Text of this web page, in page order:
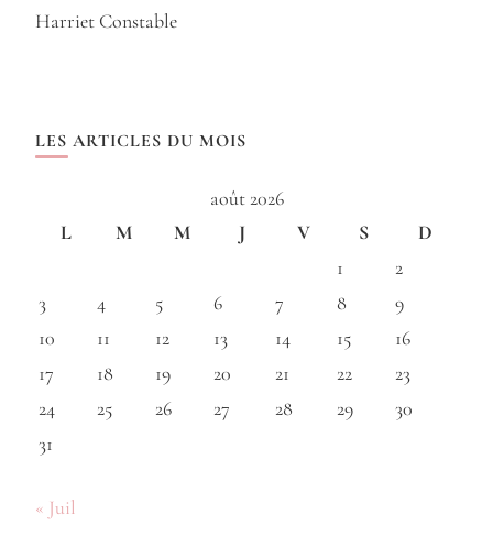
Harriet Constable
LES ARTICLES DU MOIS
août 2026
L
M M J V S
D
1
2
3
4 5 6 7 8
9
10
11 12 13 14 15
16
17
18 19 20 21 22
23
24
25 26 27 28 29
30
31
« Juil